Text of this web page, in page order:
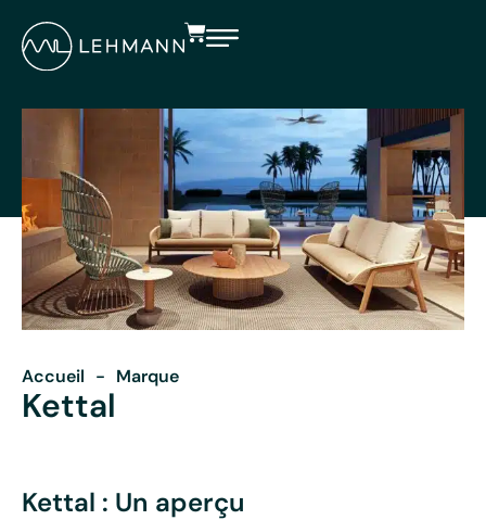
Accueil - Marque
Kettal
Kettal : Un aperçu